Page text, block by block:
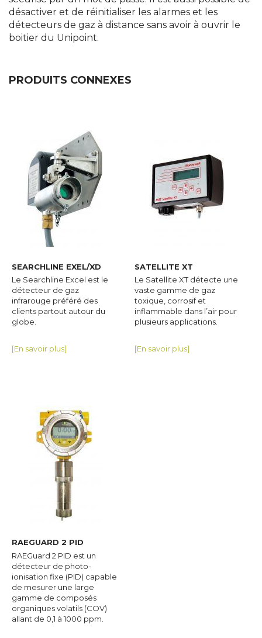
désactiver et de réinitialiser les alarmes et les
détecteurs de gaz à distance sans avoir à ouvrir le
boitier du Unipoint.
PRODUITS CONNEXES
SEARCHLINE EXEL/XD
Le Searchline Excel est le
détecteur de gaz
infrarouge préféré des
clients partout autour du
globe.
[En savoir plus]
SATELLITE XT
Le Satellite XT détecte une
vaste gamme de gaz
toxique, corrosif et
inflammable dans l’air pour
plusieurs applications.
[En savoir plus]
RAEGUARD 2 PID
RAEGuard 2 PID est un
détecteur de photo-
ionisation fixe (PID) capable
de mesurer une large
gamme de composés
organiques volatils (COV)
allant de 0,1 à 1000 ppm.